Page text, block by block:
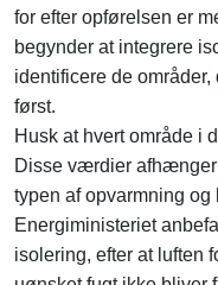
for efter opførelsen er
begynder at integrere
identificere de områder,
først.
Husk at hvert område i
Disse værdier afhænger
typen af ​​opvarmning og
Energiministeriet
isolering, efter at luften